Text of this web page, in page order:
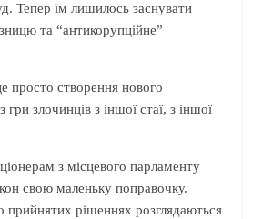
Тепер їм лишилось заснувати
та “антикорупційне”
просто створення нового
гри злочинців з іншої стаї, з іншої
з місцевого парламенту
свою маленьку поправочку.
прийнятих рішеннях розглядаються